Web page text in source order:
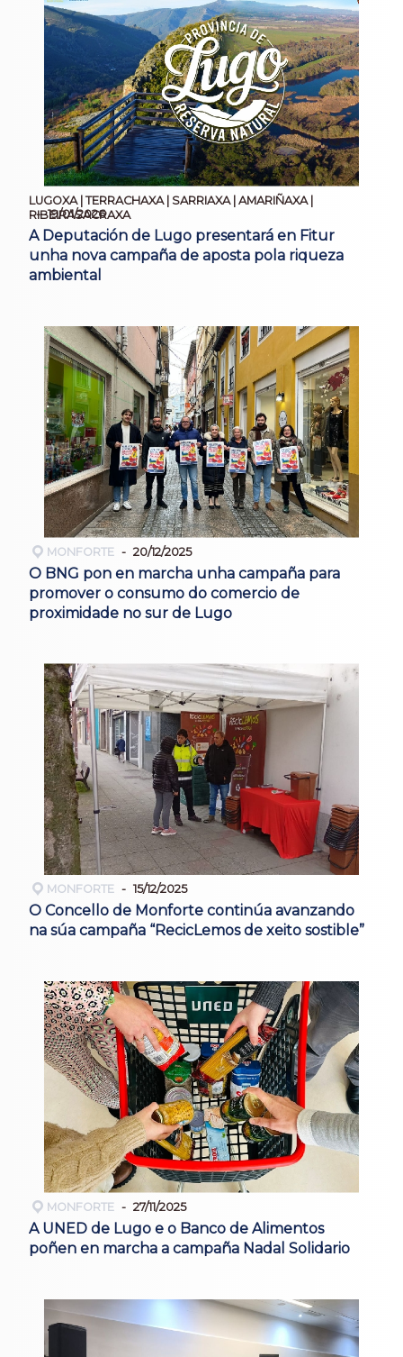
LUGOXA | TERRACHAXA | SARRIAXA | AMARIÑAXA |
RIBEIRASACRAXA
19/01/2026
A Deputación de Lugo presentará en Fitur
unha nova campaña de aposta pola riqueza
ambiental
MONFORTE 20/12/2025
O BNG pon en marcha unha campaña para
promover o consumo do comercio de
proximidade no sur de Lugo
MONFORTE 15/12/2025
O Concello de Monforte continúa avanzando
na súa campaña “RecicLemos de xeito sostible”
MONFORTE 27/11/2025
A UNED de Lugo e o Banco de Alimentos
poñen en marcha a campaña Nadal Solidario